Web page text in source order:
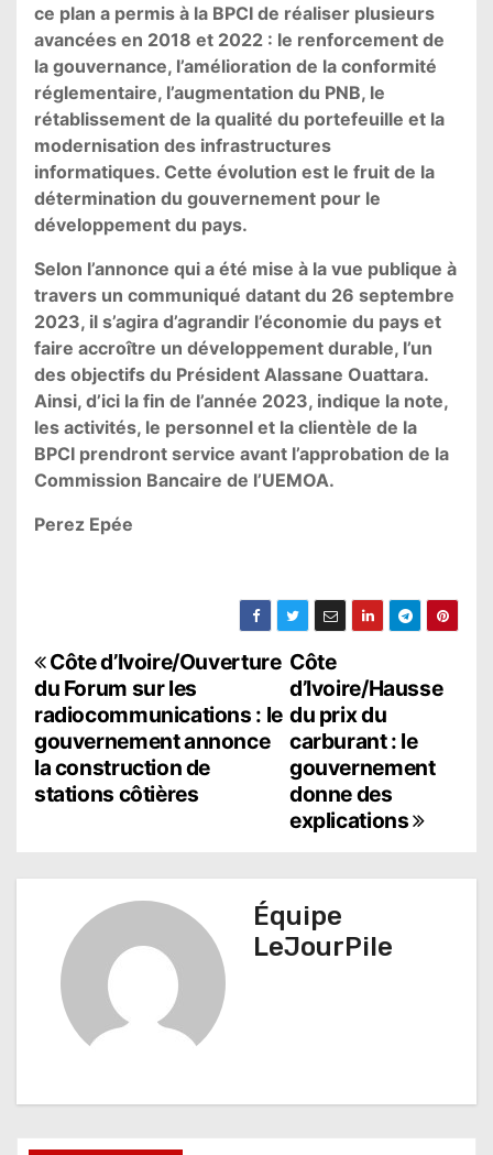
ce plan a permis à la BPCI de réaliser plusieurs
avancées en 2018 et 2022 : le renforcement de
la gouvernance, l’amélioration de la conformité
réglementaire, l’augmentation du PNB, le
rétablissement de la qualité du portefeuille et la
modernisation des infrastructures
informatiques. Cette évolution est le fruit de la
détermination du gouvernement pour le
développement du pays.
Selon l’annonce qui a été mise à la vue publique à
travers un communiqué datant du 26 septembre
2023, il s’agira d’agrandir l’économie du pays et
faire accroître un développement durable, l’un
des objectifs du Président Alassane Ouattara.
Ainsi, d’ici la fin de l’année 2023, indique la note,
les activités, le personnel et la clientèle de la
BPCI prendront service avant l’approbation de la
Commission Bancaire de l’UEMOA.
Perez Epée
N
a
v
i
a
Côte
d’Ivoire/Hausse
du prix du
carburant : le
gouvernement
donne des
explications
Côte d’Ivoire/Ouverture
du Forum sur les
radiocommunications : le
gouvernement annonce
la construction de
stations côtières
Équipe
LeJourPile